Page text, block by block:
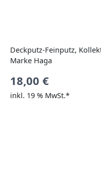
Deckputz-Feinputz,
Marke Haga
18,00 €
inkl. 19 % MwSt.*